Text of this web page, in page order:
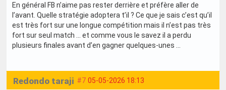
En général FB n’aime pas rester derrière et préfère aller de
l’avant. Quelle stratégie adoptera t’il ? Ce que je sais c’est qu’il
est très fort sur une longue compétition mais il n’est pas très
fort sur seul match … et comme vous le savez il a perdu
plusieurs finales avant d’en gagner quelques-unes …
#7 05-05-2026 18:13
Redondo taraji